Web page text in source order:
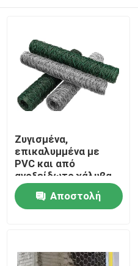
Ζυγισμένα,
επικαλυμμένα με
PVC και από
ανοξείδωτο χάλυβα
πλέγματα
πουλερικώνΑποστολή